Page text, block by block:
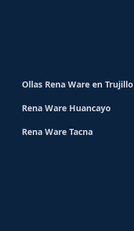
Ollas Rena Ware en Trujillo
Rena Ware Huancayo
Rena Ware Tacna